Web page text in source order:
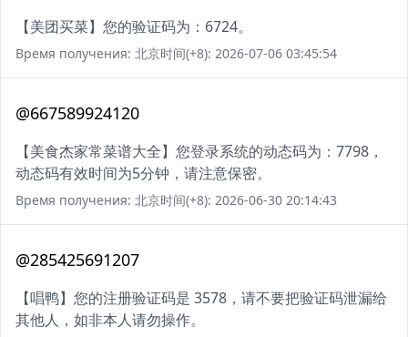
【美团买菜】您的验证码为：6724。
Время получения: 北京时间(+8): 2026-07-06 03:45:54
@667589924120
【美食杰家常菜谱大全】您登录系统的动态码为：7798，
动态码有效时间为5分钟，请注意保密。
Время получения: 北京时间(+8): 2026-06-30 20:14:43
@285425691207
【唱鸭】您的注册验证码是 3578，请不要把验证码泄漏给
其他人，如非本人请勿操作。